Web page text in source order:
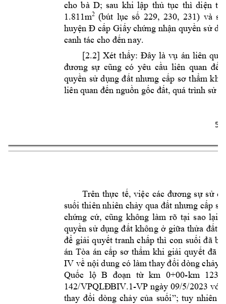
5
cho bà D; sau khi lập thủ tục thì diện
1.811m2 (bút lục số 229, 230, 231) và s
huyện Đ cấp Giấy chứng nhận quyền sử
canh tác cho đến nay.
[2.2] Xét thấy: Đây là vụ án liên
đương sự cũng có yêu cầu liên quan đến
quyền sử dụng đất nhưng cấp sơ thẩm
liên quan đến nguồn gốc đất, quá trình sử
Trên thực tế, việc các đương sự sử
suối thiên nhiên chảy qua đất nhưng cấp
chứng cứ, cũng không làm rõ tại sao lại
quyền sử dụng đất không ở giữa thửa đất
để giải quyết tranh chấp thì con suối đã bị
án Tòa án cấp sơ thẩm khi giải quyết đã
IV về nội dung có làm thay đổi dòng chảy
Quốc lộ B đoạn từ km 0+00-km
142/VPQLĐBIV.1-VP ngày 09/5/2023 vớ
thay đổi dòng chảy của suối”; tuy nhiên